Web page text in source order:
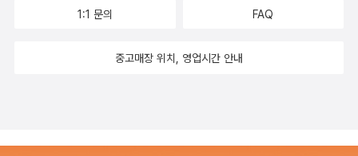
돌아가 학습해 볼 수가 있어요. ​​ exercises B는 시험 대비 문제들이
을 탄탄히 잡고 싶다면<숨마쿰라우데 수학 기본서>를 추천, 또 추천
이어가볼 수 있어요.고등수학문제집 숨마쿰라우데는 다른 문제집에
내용과 앞으로 학습할 상위 단계와 연관된 내용을 담아주었고MATH
고 생각해 볼 수 있어 도움이 되네요~단원별 문제를 내신, 모의고사
필수 개념서인 숨마쿰라우데 기본개념서 미적분교재가 효율적인 교
1:1 문의 FAQ
중고매장 위치, 영업시간 안내